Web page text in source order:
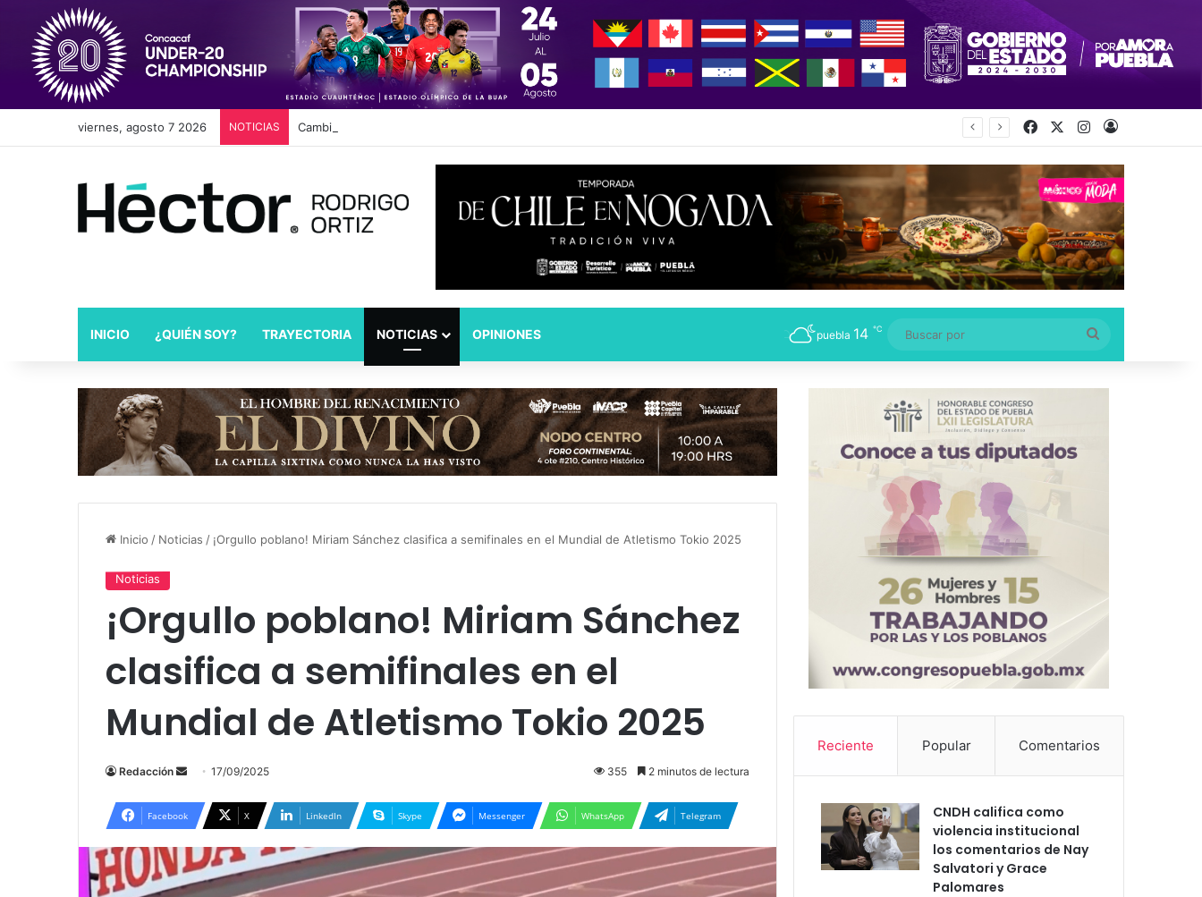
viernes, agosto 7 2026 NOTICIAS Cambios en Movilidad Puebla: José Antonio Ontiveros releva a Norman Campos en la Subsecretaría FacebookInstagram
Acceso
INICIO ¿QUIÉN SOY? TRAYECTORIA NOTICIAS OPINIONES puebla 14 ℃
por
Inicio / Noticias / ¡Orgullo poblano! Miriam Sánchez clasifica a semifinales en el Mundial de Atletismo Tokio 2025
Noticias
¡Orgullo poblano! Miriam Sánchez
clasifica a semifinales en el
Mundial de Atletismo Tokio 2025
Redacción
Send
email
17/09/2025 355 2 minutos de lectura
Facebook X LinkedIn Skype Messenger WhatsApp Telegram
Reciente Popular Comentarios
CNDH califica como
violencia institucional
los comentarios de Nay
Salvatori y Grace
Palomares